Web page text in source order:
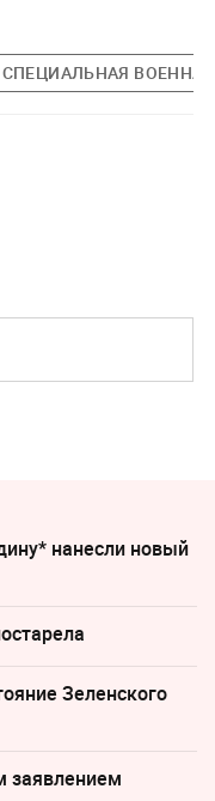
СПЕЦИАЛЬНАЯ
нанесли новый
Зеленского
заявлением